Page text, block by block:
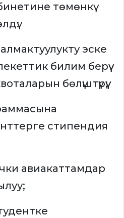
төмөнкү
эске
билим берүү
бөлүштүрүү;
стипендия
авиакаттамдар